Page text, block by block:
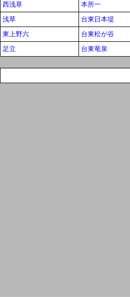
西浅草
本所一
浅草
台東日本堤
東上野六
台東松が谷
足立
台東竜泉